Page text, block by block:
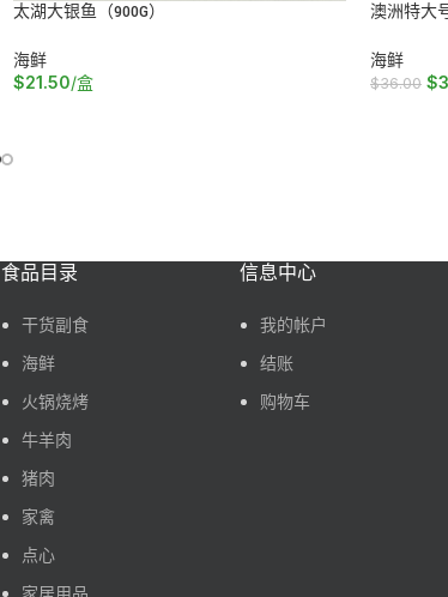
太湖大银鱼（900G）
海鲜
$21.50/盒
澳洲特大
海鲜
$36.00 $
食品目录
干货副食
海鲜
火锅烧烤
牛羊肉
猪肉
家禽
点心
家居用品
信息中心
我的帐户
结账
购物车